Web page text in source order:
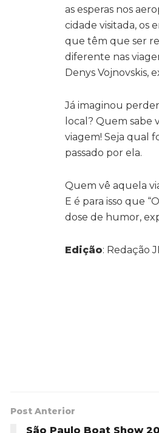
as esperas nos
cidade visitada, os
que têm que ser
diferente nas
Denys Vojnovskis,
Já imaginou
local? Quem sabe
viagem! Seja qual
passado por ela.
Quem vê aquela
E é para isso que
dose de humor,
Edição: Redação
Post Anterior
São Paulo Boat Show